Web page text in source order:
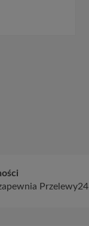
Przelewy24